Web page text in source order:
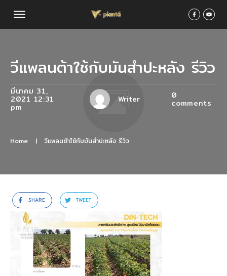
วีแพลนต้าใช้กับมันสำปะหลัง รีวิว
มีนาคม 31,
2021 12:31
pm
Writer 0
comments
Home | วีแพลนต้าใช้กับมันสำปะหลัง รีวิว
SHARE TWEET